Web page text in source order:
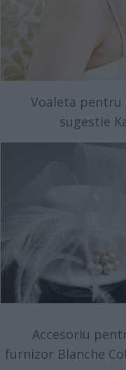
Voaleta pentru
sugestie
Accesoriu
furnizor Blanche